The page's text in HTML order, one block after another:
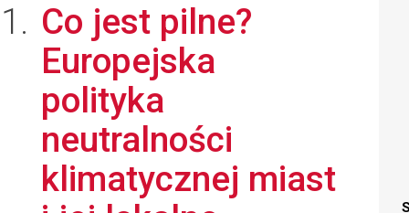
Co jest pilne?
Europejska
polityka
neutralności
klimatycznej miast